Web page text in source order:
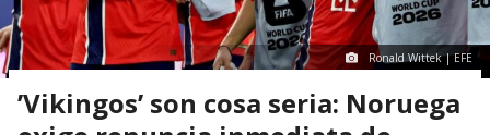
Ronald Wittek | EFE
’Vikingos’ son cosa seria: Noruega